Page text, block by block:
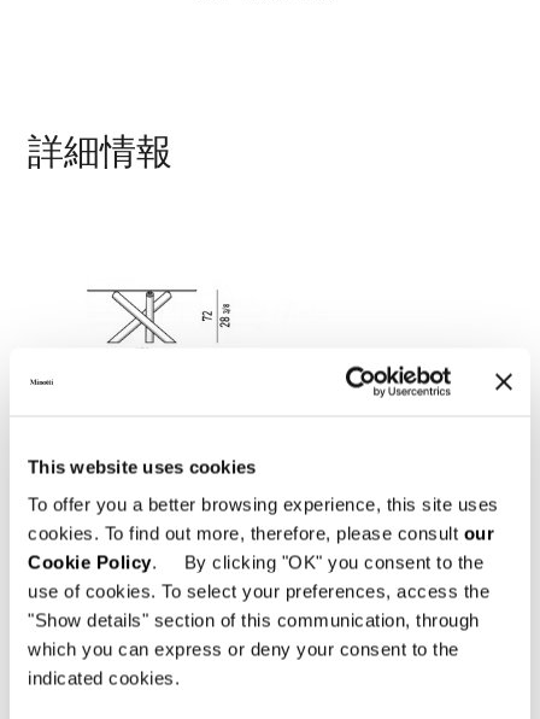
This website uses cookies
To offer you a better browsing experience, this site uses
cookies. To find out more, therefore, please consult our
Cookie Policy. By clicking "OK" you consent to the
use of cookies. To select your preferences, access the
"Show details" section of this communication, through
which you can express or deny your consent to the
indicated cookies.
詳細情報